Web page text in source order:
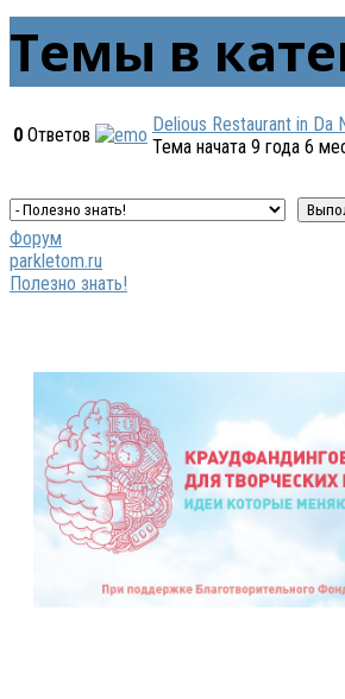
Темы в
0 Ответов
Delious Restaurant in Da
Тема начата 9 года 6
Форум
parkletom.ru
Полезно знать!